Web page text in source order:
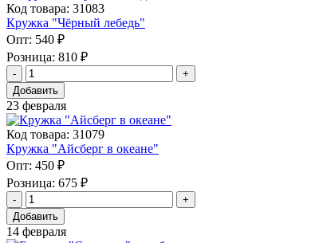
Код товара: 31083
Кружка "Чёрный лебедь"
Опт: 540 ₽
Розница: 810 ₽
Добавить
23 февраля
Код товара: 31079
Кружка "Айсберг в океане"
Опт: 450 ₽
Розница: 675 ₽
Добавить
14 февраля